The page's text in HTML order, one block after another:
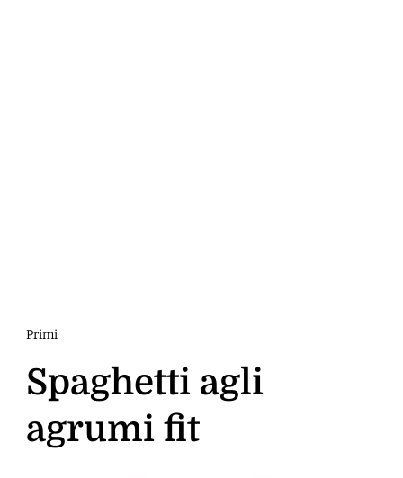
Primi
Spaghetti agli
agrumi fit